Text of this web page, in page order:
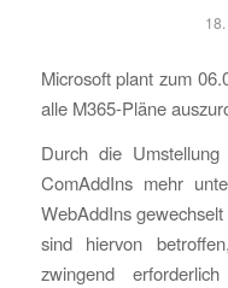
Microsoft plant zum
alle M365-Pläne
Durch die
ComAddIns mehr
WebAddIns
sind hiervon
zwingend